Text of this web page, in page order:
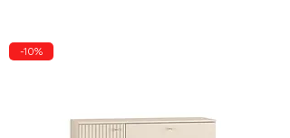
-10%